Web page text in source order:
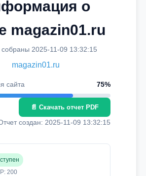
о
magazin01.ru
2025-11-09 13:32:15
magazin01.ru
сайта 75%
📄 Скачать отчет PDF
создан: 2025-11-09 13:32:15
200